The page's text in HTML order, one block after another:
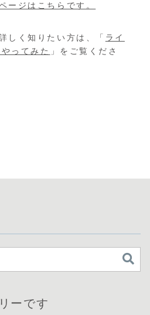
ージはこちらです。
しく知りたい方は、「 ライ
ってみた
」をご覧くださ
ーです